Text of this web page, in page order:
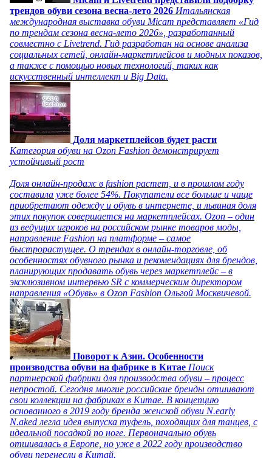
трендов обуви сезона весна-лето 2026 Итальянская
международная выставка обуви Micam представляет «Гид
по трендам сезона весна-лето 2026», разработанный
совместно с Livetrend. Гид разработан на основе анализа
социальных сетей, онлайн-маркетплейсов и модных показов,
а также с помощью новых технологий, таких как
искусственный интеллект и Big Data.
Доля маркетплейсов будет расти
Категория обуви на Ozon Fashion демонстрирует
устойчивый рост
Доля онлайн-продаж в fashion растет, и в прошлом году
составила уже более 54%. Покупатели все больше и чаще
приобретают одежду и обувь в интернете, и львиная доля
этих покупок совершается на маркетплейсах. Ozon – один
из ведущих игроков на российском рынке товаров моды,
направление Fashion на платформе – самое
быстрорастущее. О трендах в онлайн-торговле, об
особенностях обувного рынка и рекомендациях для брендов,
планирующих продавать обувь через маркетплейс – в
эксклюзивном интервью SR с коммерческим директором
направления «Обувь» в Ozon Fashion Ольгой Москвичевой.
Поворот к Азии. Особенности
производства обуви на фабрике в Китае Поиск
партнерской фабрики для производства обуви – процесс
непростой. Сегодня многие российские бренды отшивают
свои коллекции на фабриках в Китае. В концепцию
основанного в 2019 году бренда женской обуви N.early
N.aked легла идея выпуска туфель, походящих для танцев, с
идеальной посадкой по ноге. Первоначально обувь
отшивалась в Европе, но уже в 2022 году производство
обуви перенесли в Китай.